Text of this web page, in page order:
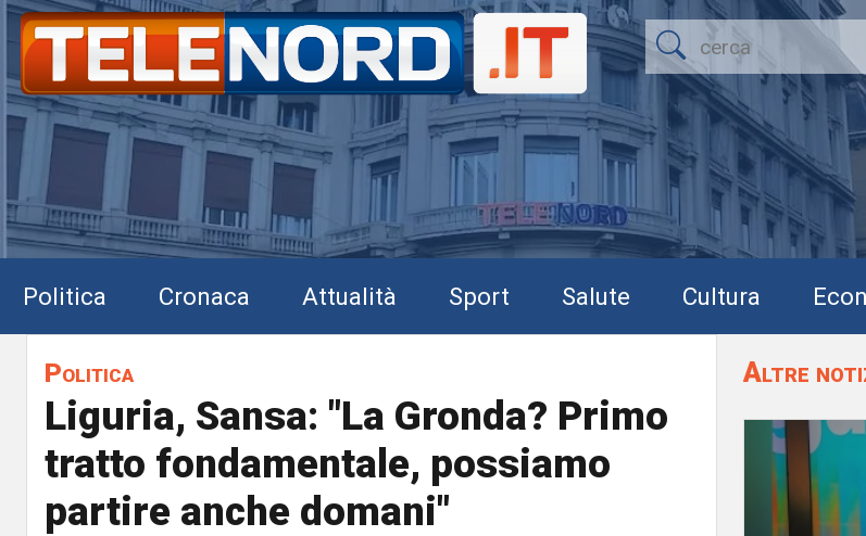
Politica Cronaca Attualità Sport Salute Cultura
Politica
Liguria, Sansa: "La Gronda? Primo
tratto fondamentale, possiamo
partire anche domani"
Altre